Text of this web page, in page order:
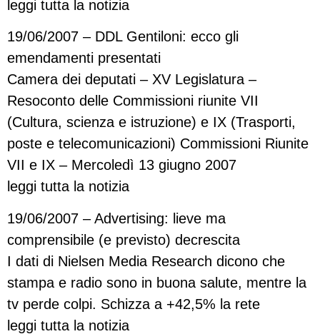
leggi tutta la notizia
19/06/2007 – DDL Gentiloni: ecco gli
emendamenti presentati
Camera dei deputati – XV Legislatura –
Resoconto delle Commissioni riunite VII
(Cultura, scienza e istruzione) e IX (Trasporti,
poste e telecomunicazioni) Commissioni Riunite
VII e IX – Mercoledì 13 giugno 2007
leggi tutta la notizia
19/06/2007 – Advertising: lieve ma
comprensibile (e previsto) decrescita
I dati di Nielsen Media Research dicono che
stampa e radio sono in buona salute, mentre la
tv perde colpi. Schizza a +42,5% la rete
leggi tutta la notizia